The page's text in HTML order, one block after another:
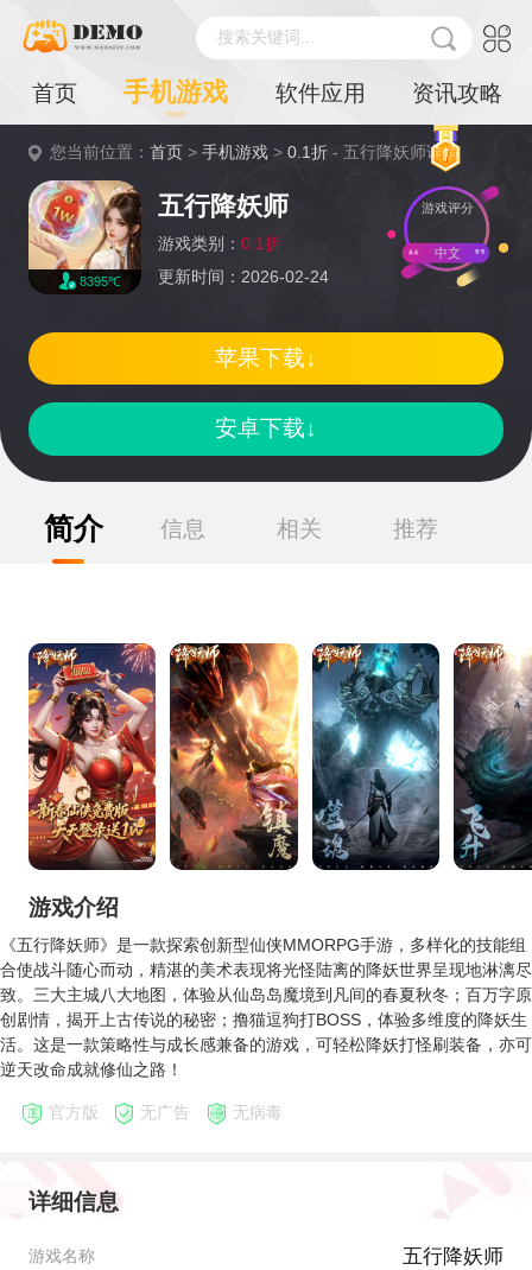
搜索关键词...
首页 手机游戏 软件应用 资讯攻略
您当前位置：首页 >手机游戏 >0.1折 - 五行降妖师详情
8395℃
五行降妖师
游戏类别： 0.1折
更新时间：2026-02-24
游戏评分
中文
安卓下载↓
苹果下载↓
简介 信息 相关 推荐
游戏介绍
《五行降妖师》是一款探索创新型仙侠MMORPG手游，多样化的技能组
合使战斗随心而动，精湛的美术表现将光怪陆离的降妖世界呈现地淋漓尽
致。三大主城八大地图，体验从仙岛岛魔境到凡间的春夏秋冬；百万字原
创剧情，揭开上古传说的秘密；撸猫逗狗打BOSS，体验多维度的降妖生
活。这是一款策略性与成长感兼备的游戏，可轻松降妖打怪刷装备，亦可
逆天改命成就修仙之路！
官方版 无广告 无病毒
详细信息
游戏名称 五行降妖师